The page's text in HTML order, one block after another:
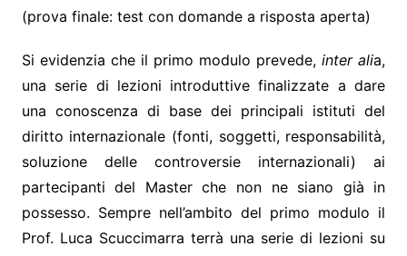
(prova finale: test con domande a risposta aperta)
Si evidenzia che il primo modulo prevede,inter alia,
una serie di lezioni introduttive finalizzate a dare
una conoscenza di base dei principali istituti del
diritto internazionale (fonti, soggetti, responsabilità,
soluzione delle controversie internazionali) ai
partecipanti del Master che non ne siano già in
possesso. Sempre nell’ambito del primo modulo il
Prof. Luca Scuccimarra terrà una serie di lezioni su